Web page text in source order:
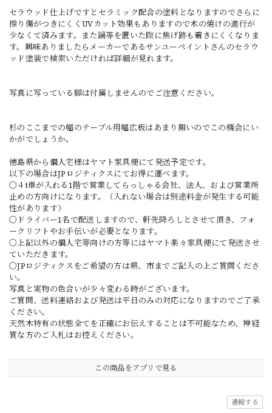
セラウッド仕上げですとセラミック配合の塗料となりますのでさらに
擦り傷がつきにくくUVカット効果もありますので木の焼けの進行が
少なくて済みます。また鍋等を置いた際に焦げ跡も着きにくくなりま
す。興味ありましたらメーカーであるサンユーペイントさんのセラウ
ッド塗装で検索いただければ詳細が見れます。
写真に写っている脚は付属しませんのでご注意ください。
杉のここまでの幅のテーブル用幅広板はあまり無いのでこの機会にい
かがでしょうか。
徳島県から個人宅様はヤマト家具便にて発送予定です。
以下の場合はJPロジティクスにてお得に運べます。
〇４t車が入れる1階で営業してらっしゃる会社、法人、および営業所
止めの方向けになります。（入れない場合は別途料金が発生する可能
性があります）
〇ドライバー1名で配送しますので、軒先降ろしとさせて頂き、フォ
ークリフトやお手伝いが必要となります。
〇上記以外の個人宅等向けの方等にはヤマト楽々家具便にて発送させ
ていただきます。
〇JPロジティクスをご希望の方は県、市までご記入の上ご質問くださ
い。
写真と実物の色合いが少々変わる時がございます。
ご質問、送料連絡および発送は平日のみの対応になりますのでご了承
ください。
天然木特有の状態全てを正確にお伝えすることは不可能なため、神経
質な方のご入札はお控えください。
この商品をアプリで見る
通報する